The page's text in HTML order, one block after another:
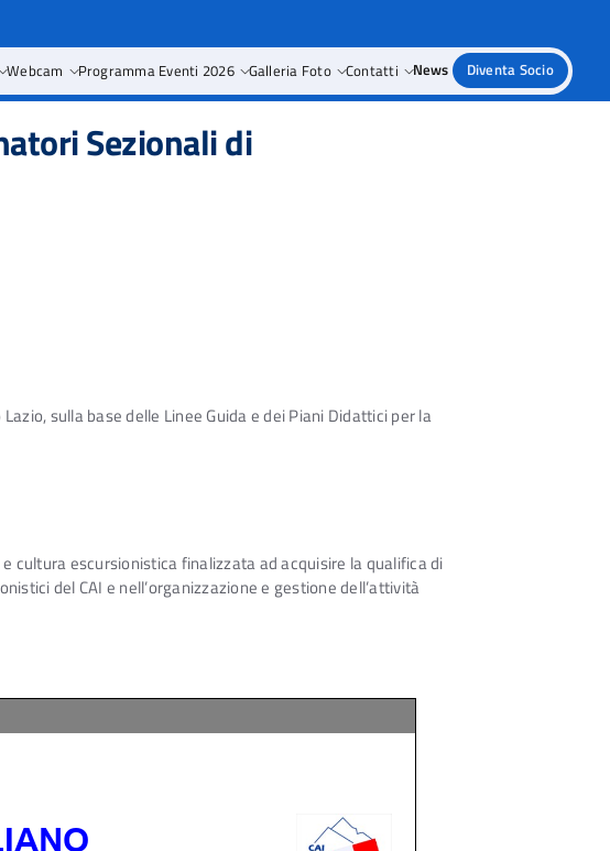
Webcam Programma Eventi 2026 Galleria Foto Contatti News Diventa Socio
Sezionali di
sulla base delle Linee Guida e dei Piani Didattici per la
cultura escursionistica finalizzata ad acquisire la qualifica di
del CAI e nell’organizzazione e gestione dell’attività